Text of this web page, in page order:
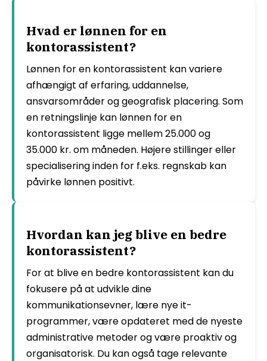
Hvad er lønnen for en
kontorassistent?
Lønnen for en kontorassistent kan variere
afhængigt af erfaring, uddannelse,
ansvarsområder og geografisk placering. Som
en retningslinje kan lønnen for en
kontorassistent ligge mellem 25.000 og
35.000 kr. om måneden. Højere stillinger eller
specialisering inden for f.eks. regnskab kan
påvirke lønnen positivt.
Hvordan kan jeg blive en bedre
kontorassistent?
For at blive en bedre kontorassistent kan du
fokusere på at udvikle dine
kommunikationsevner, lære nye it-
programmer, være opdateret med de nyeste
administrative metoder og være proaktiv og
organisatorisk. Du kan også tage relevante